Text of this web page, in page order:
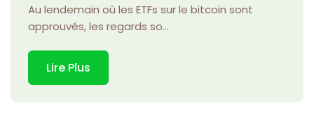
Au lendemain où les ETFs sur le bitcoin sont
approuvés, les regards so...
Lire Plus